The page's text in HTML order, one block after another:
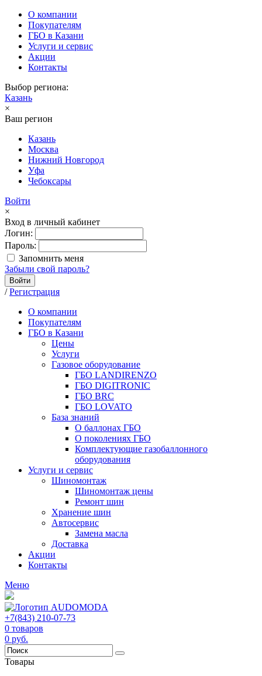
О компании
Покупателям
ГБО в Казани
Услуги и сервис
Акции
Контакты
Выбор региона:
Казань
×
Ваш регион
Казань
Москва
Нижний Новгород
Уфа
Чебоксары
Войти
×
Вход в личный кабинет
Логин:
Пароль:
Запомнить меня
Забыли свой пароль?
Войти
/ Регистрация
О компании
Покупателям
ГБО в Казани
Цены
Услуги
Газовое оборудование
ГБО LANDIRENZO
ГБО DIGITRONIC
ГБО BRC
ГБО LOVATO
База знаний
О баллонах ГБО
О поколениях ГБО
Комплектующие газобаллонного
оборудования
Услуги и сервис
Шиномонтаж
Шиномонтаж цены
Ремонт шин
Хранение шин
Автосервис
Замена масла
Доставка
Акции
Контакты
Меню
+7(843) 210-07-73
0 товаров
0 руб.
Товары